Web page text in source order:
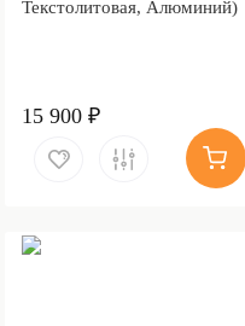
Текстолитовая, Алюминий)
15 900 ₽